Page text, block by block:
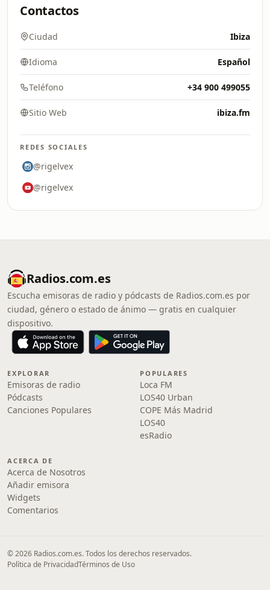
Contactos
Ciudad Ibiza
Idioma Español
Teléfono +34 900 499055
Sitio Web ibiza.fm
REDES SOCIALES
@rigelvex
@rigelvex
Radios.com.es
Escucha emisoras de radio y pódcasts de Radios.com.es por
ciudad, género o estado de ánimo — gratis en cualquier
dispositivo.
EXPLORAR
Emisoras de radio
Pódcasts
Canciones Populares
POPULARES
Loca FM
LOS40 Urban
COPE Más Madrid
LOS40
esRadio
ACERCA DE
Acerca de Nosotros
Añadir emisora
Widgets
Comentarios
© 2026 Radios.com.es. Todos los derechos reservados.
Política de PrivacidadTérminos de Uso